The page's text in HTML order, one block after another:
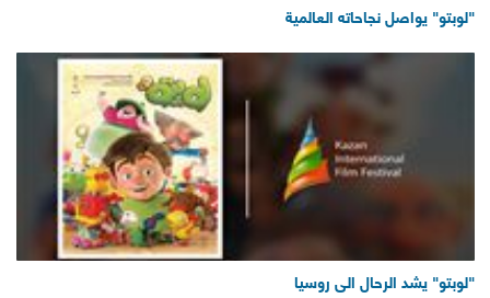
"لوبتو" يشد الرحال الى روسيا
"لوبتو" يواصل نجاحاته العالمية